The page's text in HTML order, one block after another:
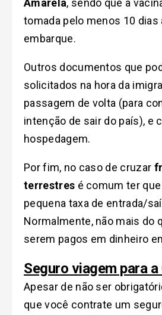
Amarela, sendo que a
tomada pelo menos 10 dias
embarque.
Outros documentos que
solicitados na hora da
passagem de volta (para
intenção de sair do país), e
hospedagem.
Por fim, no caso de cruzar
terrestres é comum ter
pequena taxa de entrada/
Normalmente, não mais do
serem pagos em dinheiro
Seguro viagem para
Apesar de não ser
que você contrate um